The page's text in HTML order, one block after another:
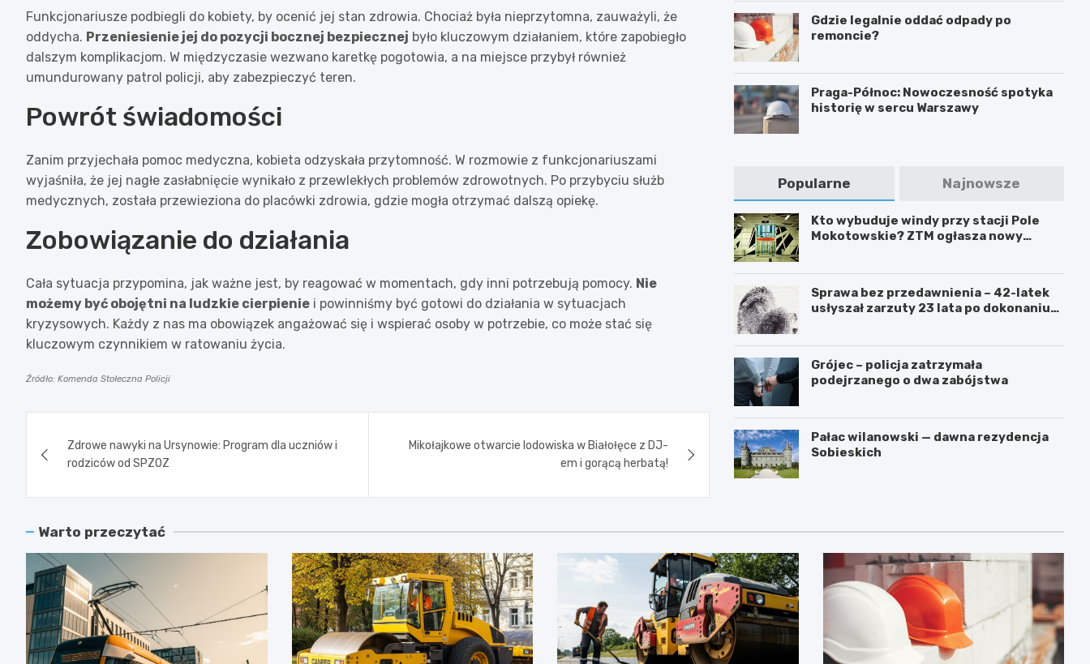
Funkcjonariusze podbiegli do kobiety, by ocenić jej stan zdrowia. Chociaż była nieprzytomna, zauważyli, że
oddycha. Przeniesienie jej do pozycji bocznej bezpiecznej było kluczowym działaniem, które zapobiegło
dalszym komplikacjom. W międzyczasie wezwano karetkę pogotowia, a na miejsce przybył również
umundurowany patrol policji, aby zabezpieczyć teren.
Powrót świadomości
Zanim przyjechała pomoc medyczna, kobieta odzyskała przytomność. W rozmowie z funkcjonariuszami
wyjaśniła, że jej nagłe zasłabnięcie wynikało z przewlekłych problemów zdrowotnych. Po przybyciu służb
medycznych, została przewieziona do placówki zdrowia, gdzie mogła otrzymać dalszą opiekę.
Zobowiązanie do działania
Cała sytuacja przypomina, jak ważne jest, by reagować w momentach, gdy inni potrzebują pomocy. Nie
możemy być obojętni na ludzkie cierpienie i powinniśmy być gotowi do działania w sytuacjach
kryzysowych. Każdy z nas ma obowiązek angażować się i wspierać osoby w potrzebie, co może stać się
kluczowym czynnikiem w ratowaniu życia.
Źródło: Komenda Stołeczna Policji
wpisuZdrowe nawyki na Ursynowie: Program dla uczniów i
rodziców od SPZOZ
Mikołajkowe otwarcie lodowiska w Białołęce z DJ-
em i gorącą herbatą!
Gdzie legalnie oddać odpady po
remoncie?
Praga-Północ: Nowoczesność spotyka
historię w sercu Warszawy
Popularne Najnowsze
Kto wybuduje windy przy stacji Pole
Mokotowskie? ZTM ogłasza nowy
Sprawa bez przedawnienia – 42-latek
usłyszał zarzuty 23 lata po dokonaniu
Grójec – policja zatrzymała
podejrzanego o dwa zabójstwa
Pałac wilanowski — dawna rezydencja
Sobieskich
Warto przeczytać